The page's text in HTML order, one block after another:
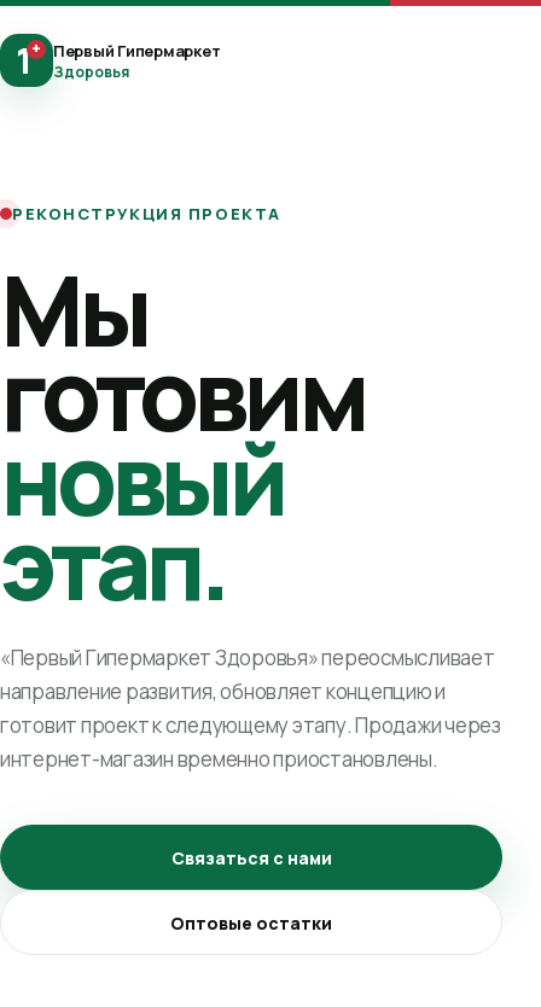
1+ Первый Гипермаркет
Здоровья
РЕКОНСТРУКЦИЯ ПРОЕКТА
Мы
готовим
новый
этап.
«Первый Гипермаркет Здоровья» переосмысливает
направление развития, обновляет концепцию и
готовит проект к следующему этапу. Продажи через
интернет-магазин временно приостановлены.
Связаться с нами
Оптовые остатки